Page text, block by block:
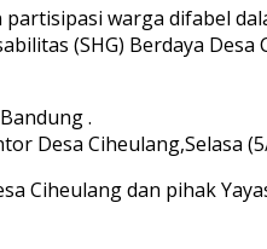
warga difabel
(SHG) Berdaya Desa
.
Desa Ciheulang,Selasa
Ciheulang dan pihak